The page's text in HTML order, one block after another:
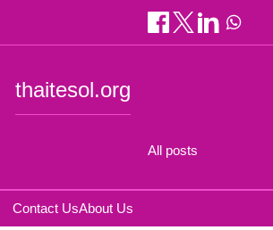
thaitesol.org
All posts
Contact UsAbout Us